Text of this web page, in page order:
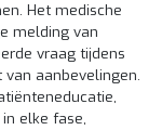
Het medische
melding van
vraag tijdens
aanbevelingen.
elke fase,